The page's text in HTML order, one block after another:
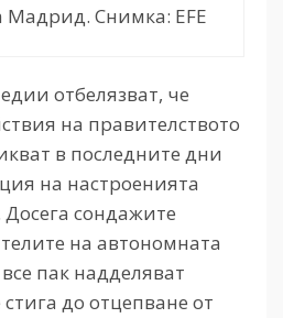
Мадрид. Снимка: EFE
отбелязват, че
на правителството
в последните дни
на настроенията
сондажите
на автономната
пак надделяват
до отцепване от